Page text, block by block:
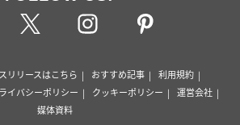
リリースはこちら おすすめ記事
利用規約
イバシーポリシー クッキーポリシー
運営会社
媒体資料